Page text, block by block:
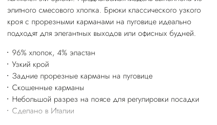
элитного смесового хлопка. Брюки классического узкого
кроя с прорезными карманами на пуговице идеально
подходят для элегантных выходов или офисных будней.
96% хлопок, 4% эластан
Узкий крой
Задние прорезные карманы на пуговице
Скошенные карманы
Небольшой разрез на поясе для регулировки посадки
Сделано в Италии